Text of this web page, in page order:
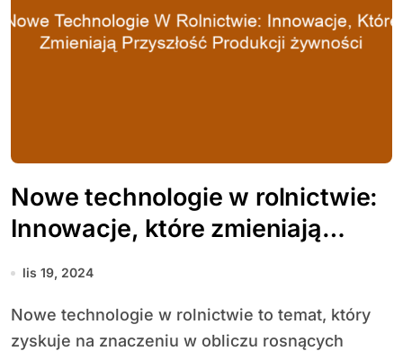
Nowe technologie w rolnictwie:
Innowacje, które zmieniają
przyszłość produkcji żywności
lis 19, 2024
Nowe technologie w rolnictwie to temat, który
zyskuje na znaczeniu w obliczu rosnących